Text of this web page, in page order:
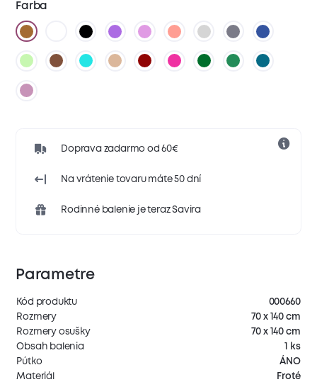
Farba
Doprava zadarmo od 60€
Na vrátenie tovaru máte 50 dní
Rodinné balenie je teraz Savira
Parametre
Kód produktu
000660
Rozmery
70 x 140 cm
Rozmery osušky
70 x 140 cm
Obsah balenia
1 ks
Pútko
ÁNO
Materiál
Froté